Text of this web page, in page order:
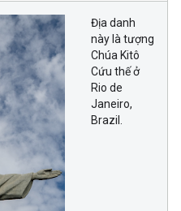
Địa danh
này là tượng
Chúa Kitô
Cứu thế ở
Rio de
Janeiro,
Brazil.